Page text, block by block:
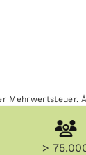
Mehrwertsteuer.
>